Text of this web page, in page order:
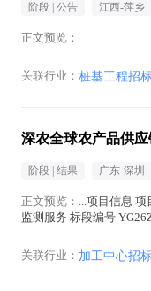
阶段 | 公告 江西-萍乡
正文预览：
关联行业： 桩基工程招
深农全球农产品供
阶段 | 结果 广东-深圳
正文预览： ...项目信息
监测服务 标段编号
关联行业： 加工中心招